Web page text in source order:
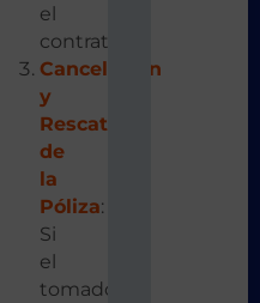
el
contrato.
Cancelación
y
Rescate
de
la
Póliza:
Si
el
tomador